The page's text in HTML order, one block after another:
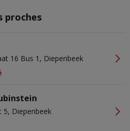
proches
16 Bus 1, Diepenbeek
5, Diepenbeek